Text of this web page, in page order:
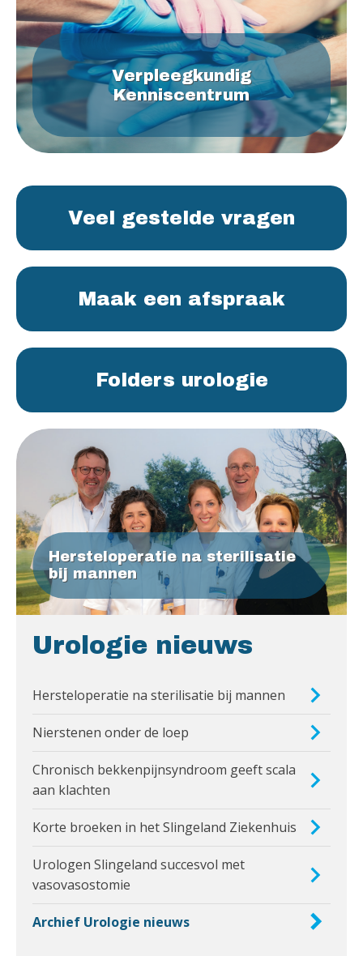
Verpleegkundig
Kenniscentrum
Veel gestelde vragen
Maak een afspraak
Folders urologie
Hersteloperatie na sterilisatie
bij mannen
Urologie nieuws
Hersteloperatie na sterilisatie bij mannen
Nierstenen onder de loep
Chronisch bekkenpijnsyndroom geeft scala
aan klachten
Korte broeken in het Slingeland Ziekenhuis
Urologen Slingeland succesvol met
vasovasostomie
Archief Urologie nieuws